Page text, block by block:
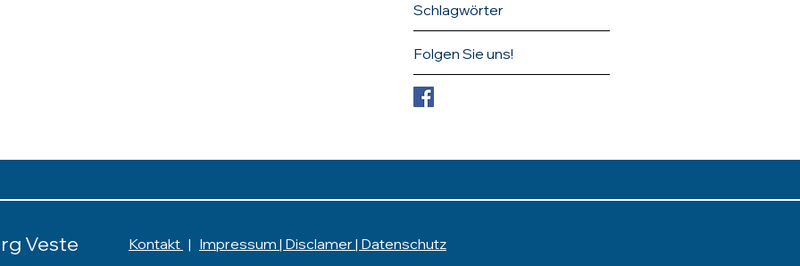
Schlagwörter
Folgen Sie uns!
Veste Kontakt | Impressum | Disclamer | Datenschutz